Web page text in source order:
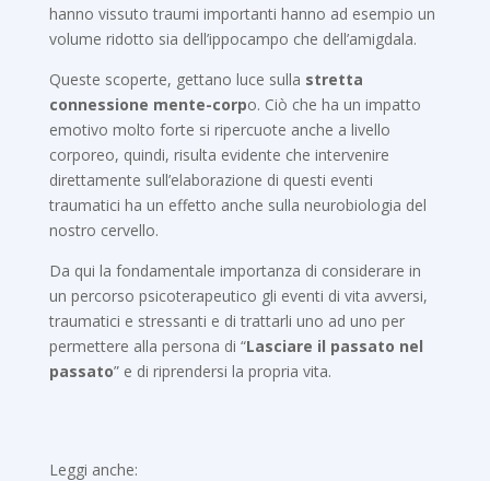
hanno vissuto traumi importanti hanno ad esempio un
volume ridotto sia dell’ippocampo che dell’amigdala.
Queste scoperte, gettano luce sulla stretta
connessione mente-corpo. Ciò che ha un impatto
emotivo molto forte si ripercuote anche a livello
corporeo, quindi, risulta evidente che intervenire
direttamente sull’elaborazione di questi eventi
traumatici ha un effetto anche sulla neurobiologia del
nostro cervello.
Da qui la fondamentale importanza di considerare in
un percorso psicoterapeutico gli eventi di vita avversi,
traumatici e stressanti e di trattarli uno ad uno per
permettere alla persona di “Lasciare il passato nel
passato” e di riprendersi la propria vita.
Leggi anche: